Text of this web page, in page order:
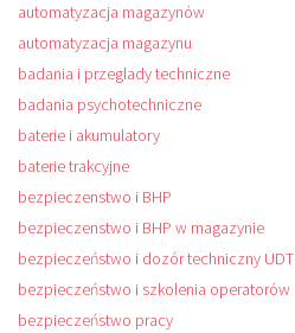
automatyzacja magazynów
automatyzacja magazynu
badania i przeglady techniczne
badania psychotechniczne
baterie i akumulatory
baterie trakcyjne
bezpieczenstwo i BHP
bezpieczenstwo i BHP w magazynie
bezpieczeństwo i dozór techniczny UDT
bezpieczeństwo i szkolenia operatorów
bezpieczeństwo pracy